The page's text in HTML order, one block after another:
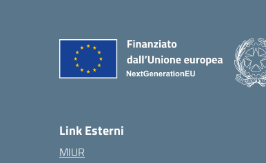
Link Esterni
MIUR